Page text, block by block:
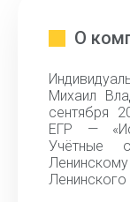
О
Михаил
сентября
ЕГР —
Учётные